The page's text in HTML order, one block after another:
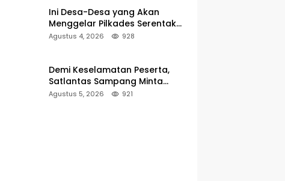
Ini Desa-Desa yang Akan
Menggelar Pilkades Serentak
2027 di Kabupaten Sumenep
Agustus 4, 2026 928
Demi Keselamatan Peserta,
Satlantas Sampang Minta
Latihan Gerak Jalan Pindah ke
Agustus 5, 2026 921